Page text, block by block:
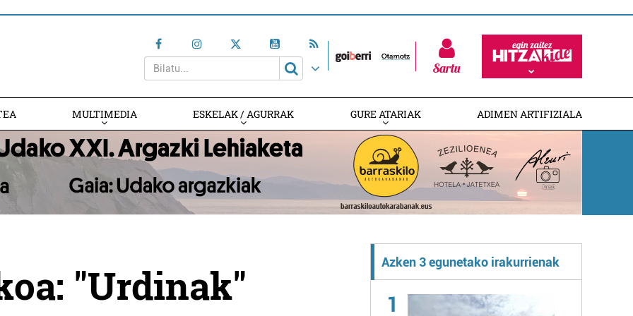
Sartu
MULTIMEDIA ESKELAK / AGURRAK GURE ATARIAK ADIMEN ARTIFIZIALA
"Urdinak"
Azken 3 egunetako irakurrienak
1